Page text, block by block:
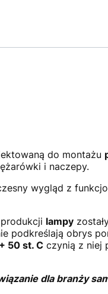
do montażu
i naczepy.
wygląd z
lampy
podkreślają obrys
50 st. Cczynią z niej
dla branży